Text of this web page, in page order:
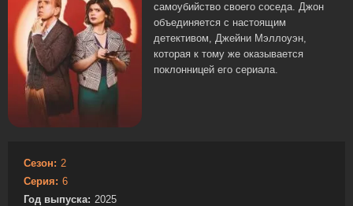
самоубийство своего соседа. Джон
объединяется с настоящим
детективом, Джейни Мэллоуэн,
которая к тому же оказывается
поклонницей его сериала.
Сезон: 2
Серия: 6
Год выпуска: 2025